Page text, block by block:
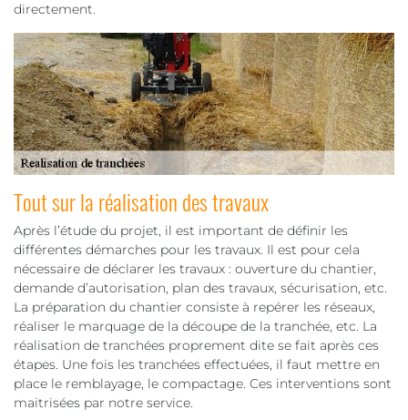
directement.
Tout sur la réalisation des travaux
Après l’étude du projet, il est important de définir les
différentes démarches pour les travaux. Il est pour cela
nécessaire de déclarer les travaux : ouverture du chantier,
demande d’autorisation, plan des travaux, sécurisation, etc.
La préparation du chantier consiste à repérer les réseaux,
réaliser le marquage de la découpe de la tranchée, etc. La
réalisation de tranchées proprement dite se fait après ces
étapes. Une fois les tranchées effectuées, il faut mettre en
place le remblayage, le compactage. Ces interventions sont
maitrisées par notre service.